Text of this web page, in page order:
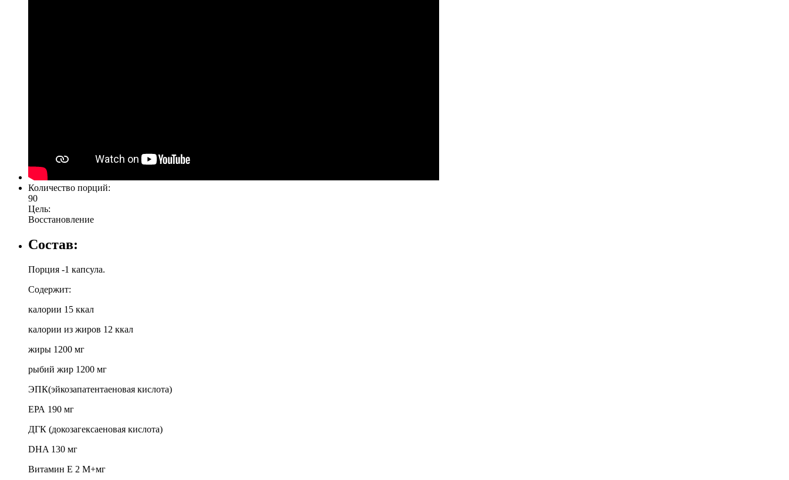
Количество порций:
90
Цель:
Восстановление
Состав:
Порция -1 капсула.
Содержит:
калории 15 ккал
калории из жиров 12 ккал
жиры 1200 мг
рыбий жир 1200 мг
ЭПК(эйкозапатентаеновая кислота)
ЕРА 190 мг
ДГК (докозагексаеновая кислота)
DHA 130 мг
Витамин Е 2 М+мг